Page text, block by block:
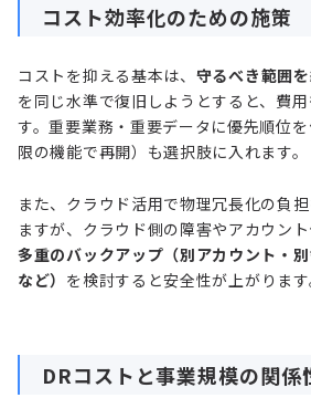
コスト効率化のための施策
コストを抑える基本は、 守るべき範囲
を同じ水準で復旧しようとすると、費
す。重要業務・重要データに優先順位
限の機能で再開）も選択肢に入れます。
また、クラウド活用で物理冗長化の負
ますが、クラウド側の障害やアカウント
多重のバックアップ（別アカウント・
など） を検討すると安全性が上がります
DRコストと事業規模の関係